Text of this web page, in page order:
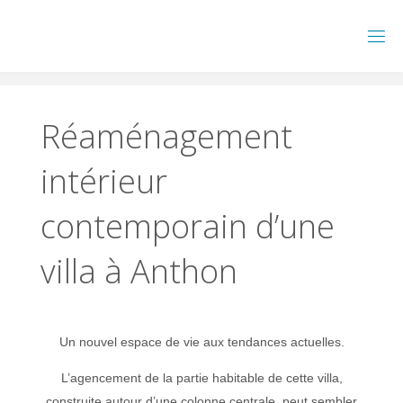
Réaménagement
intérieur
contemporain d’une
villa à Anthon
Un nouvel espace de vie aux tendances actuelles.
L’agencement de la partie habitable de cette villa,